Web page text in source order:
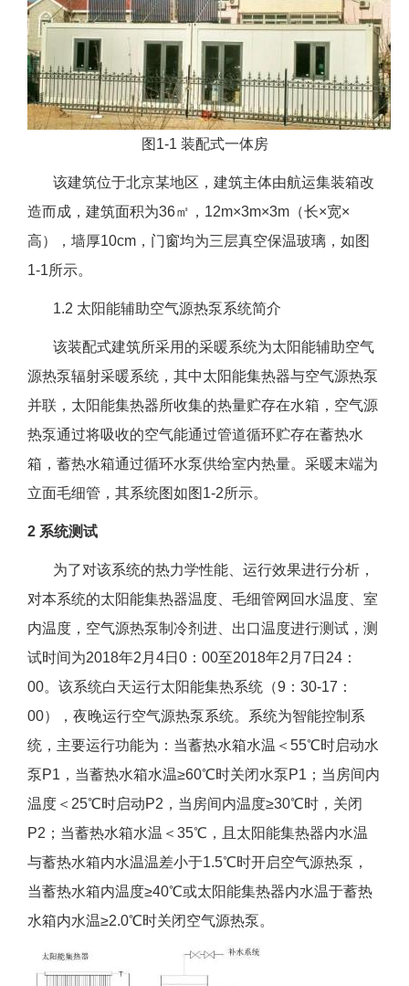
图1-1 装配式一体房
该建筑位于北京某地区，建筑主体由航运集装箱改
造而成，建筑面积为36㎡，12m×3m×3m（长×宽×
高），墙厚10cm，门窗均为三层真空保温玻璃，如图
1-1所示。
1.2 太阳能辅助空气源热泵系统简介
该装配式建筑所采用的采暖系统为太阳能辅助空气
源热泵辐射采暖系统，其中太阳能集热器与空气源热泵
并联，太阳能集热器所收集的热量贮存在水箱，空气源
热泵通过将吸收的空气能通过管道循环贮存在蓄热水
箱，蓄热水箱通过循环水泵供给室内热量。采暖末端为
立面毛细管，其系统图如图1-2所示。
2 系统测试
为了对该系统的热力学性能、运行效果进行分析，
对本系统的太阳能集热器温度、毛细管网回水温度、室
内温度，空气源热泵制冷剂进、出口温度进行测试，测
试时间为2018年2月4日0：00至2018年2月7日24：
00。该系统白天运行太阳能集热系统（9：30-17：
00），夜晚运行空气源热泵系统。系统为智能控制系
统，主要运行功能为：当蓄热水箱水温＜55℃时启动水
泵P1，当蓄热水箱水温≥60℃时关闭水泵P1；当房间内
温度＜25℃时启动P2，当房间内温度≥30℃时，关闭
P2；当蓄热水箱水温＜35℃，且太阳能集热器内水温
与蓄热水箱内水温温差小于1.5℃时开启空气源热泵，
当蓄热水箱内温度≥40℃或太阳能集热器内水温于蓄热
水箱内水温≥2.0℃时关闭空气源热泵。